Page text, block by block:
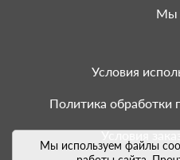
Мы используем файлы
Мы
Условия
Политика обработки
Условия